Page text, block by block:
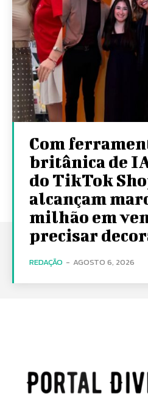
Com
britânica de
do TikTok
alcançam
milhão em
precisar
REDAÇÃO - AGOSTO 6, 2026